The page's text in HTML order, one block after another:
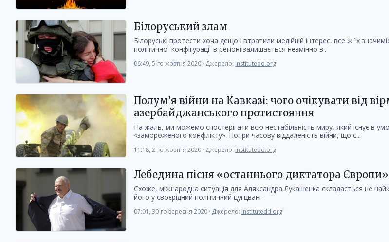
Білоруський злам
Білоруські протести хоча дещо і втратили медійній інтерес, все ж їх
політичної конфігурації в регіоні залишається незмінно в...
06:49, 5-го жовтня 2020 · Джерело: institutedd.org
Полум’я війни на Кавказі: чого очікувати від
азербайджанського протистояння
На жаль, ми можемо спостерігати всю нестабільність миру, який існує в
«замороженого конфлікту». Попри часову віддаленість війни, що с...
11:18, 2-го жовтня 2020 · Джерело: institutedd.org
Лебедина пісня «останнього диктатора Європи»
Схоже, міжнародна ситуація для Аляксандра Лукашенка складається не
його у своєрідний політичний цугцванг.
07:01, 30-го вересня 2020 · Джерело: institutedd.org